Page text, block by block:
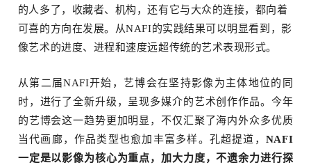
的人多了，收藏者、机构，还有它与大众的连接，都向着
可喜的方向在发展。从NAFI的实践结果可以明显看到，影
像艺术的进度、进程和速度远超传统的艺术表现形式。
从第二届NAFI开始，艺博会在坚持影像为主体地位的同
时，进行了全新升级，呈现多媒介的艺术创作作品。今年
的艺博会这一趋势更加明显，不仅汇聚了海内外众多优质
当代画廊，作品类型也愈加丰富多样。孔超提道， NAFI
一定是以影像为核心为重点，加大力度，不遗余力进行探